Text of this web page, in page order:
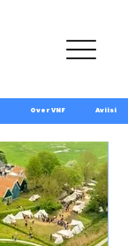
Over VNF Aviisi